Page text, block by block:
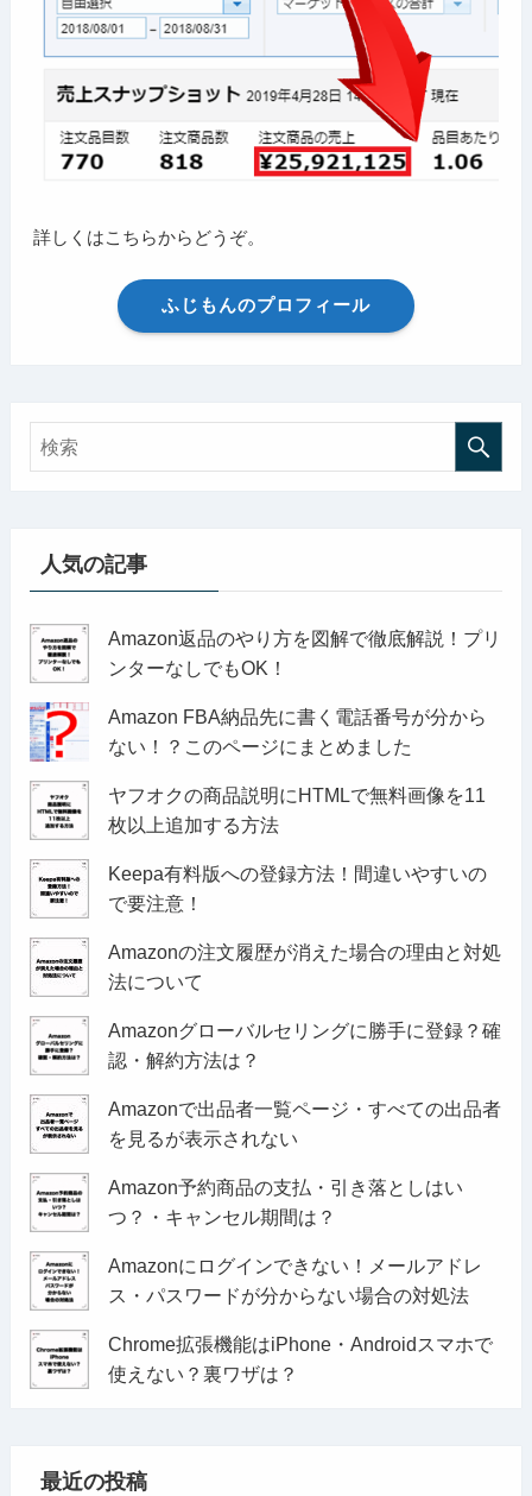
詳しくはこちらからどうぞ。
ふじもんのプロフィール
人気の記事
Amazon返品のやり方を図解で徹底解説！プリ
ンターなしでもOK！
Amazon FBA納品先に書く電話番号が分から
ない！？このページにまとめました
ヤフオクの商品説明にHTMLで無料画像を11
枚以上追加する方法
Keepa有料版への登録方法！間違いやすいの
で要注意！
Amazonの注文履歴が消えた場合の理由と対処
法について
Amazonグローバルセリングに勝手に登録？確
認・解約方法は？
Amazonで出品者一覧ページ・すべての出品者
を見るが表示されない
Amazon予約商品の支払・引き落としはい
つ？・キャンセル期間は？
Amazonにログインできない！メールアドレ
ス・パスワードが分からない場合の対処法
Chrome拡張機能はiPhone・Androidスマホで
使えない？裏ワザは？
最近の投稿